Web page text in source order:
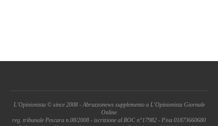
L'Opinionista © since 2008 - Abruzzonews supplemento a L'Opinionista Giornale
Online
reg. tribunale Pescara n.08/2008 - iscrizione al ROC n°17982 - P.iva 01873660680